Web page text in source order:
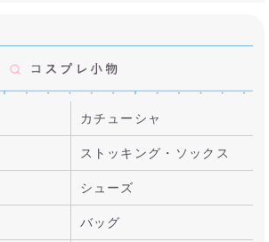
カチューシャ
ストッキング・ソックス
シューズ
バッグ